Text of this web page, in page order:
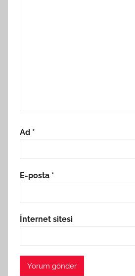
Ad *
E-posta *
İnternet sitesi